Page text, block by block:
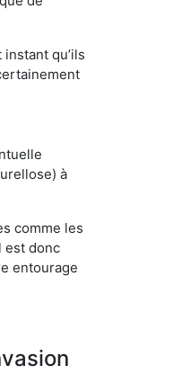
qu’ils
à
comme les
est donc
entourage